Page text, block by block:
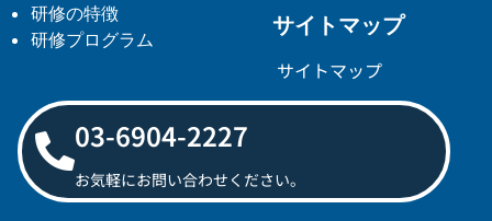
研修の特徴
研修プログラム
サイトマップ
サイトマップ
03-6904-2227
お気軽にお問い合わせください。